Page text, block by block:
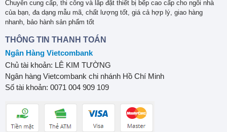
Chuyên cung cấp, thi công và lắp đặt thiết bị bếp cao cấp cho ngôi nhà
của bạn, đa dạng mẫu mã, chất lượng tốt, giá cả hợp lý, giao hàng
nhanh, bảo hành sản phẩm tốt
THÔNG TIN THANH TOÁN
Ngân Hàng Vietcombank
Chủ tài khoản: LÊ KIM TƯỜNG
Ngân hàng Vietcombank chi nhánh Hồ Chí Minh
Số tài khoản: 0071 004 909 109